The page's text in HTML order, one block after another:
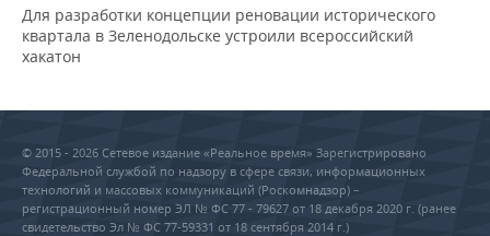
Для разработки концепции реновации исторического
квартала в Зеленодольске устроили всероссийский
хакатон
© 2015 - 2026 Сетевое издание «Реальное время» Зарегистрировано
Федеральной службой по надзору в сфере связи, информационных
технологий и массовых коммуникаций (Роскомнадзор) –
регистрационный номер ЭЛ № ФС 77 - 79627 от 18 декабря 2020 г. (ранее
свидетельство Эл № ФС 77-59331 от 18 сентября 2014 г.)